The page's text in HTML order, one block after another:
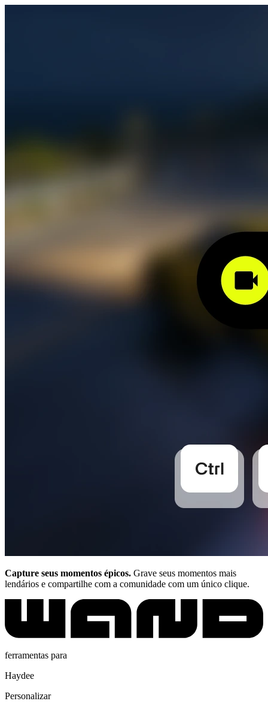
Capture seus momentos épicos. Grave seus momentos mais
lendários e compartilhe com a comunidade com um único clique.
ferramentas para
Haydee
Personalizar